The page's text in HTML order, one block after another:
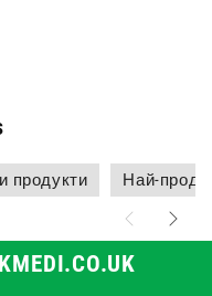
продукти Най-